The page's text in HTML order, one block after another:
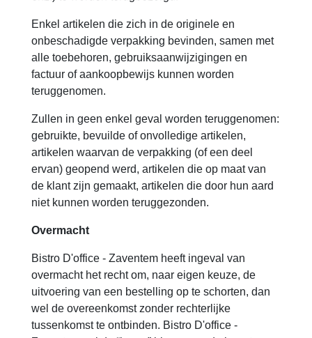
Enkel artikelen die zich in de originele en
onbeschadigde verpakking bevinden, samen met
alle toebehoren, gebruiksaanwijzigingen en
factuur of aankoopbewijs kunnen worden
teruggenomen.
Zullen in geen enkel geval worden teruggenomen:
gebruikte, bevuilde of onvolledige artikelen,
artikelen waarvan de verpakking (of een deel
ervan) geopend werd, artikelen die op maat van
de klant zijn gemaakt, artikelen die door hun aard
niet kunnen worden teruggezonden.
Overmacht
Bistro D'office - Zaventem heeft ingeval van
overmacht het recht om, naar eigen keuze, de
uitvoering van een bestelling op te schorten, dan
wel de overeenkomst zonder rechterlijke
tussenkomst te ontbinden. Bistro D'office -